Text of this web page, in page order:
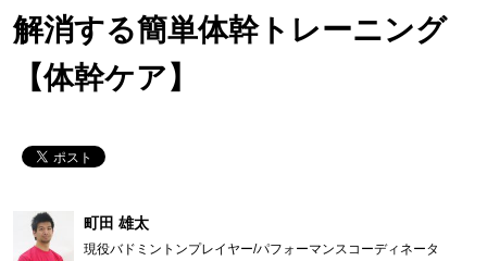
解消する簡単体幹トレーニング
【体幹ケア】
町田 雄太
現役バドミントンプレイヤー/パフォーマンスコーディネータ